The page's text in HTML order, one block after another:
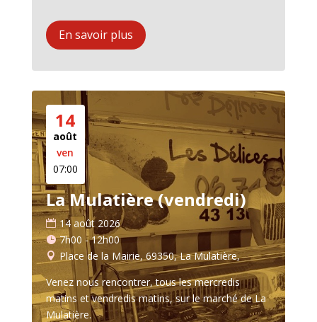
En savoir plus
14
août
ven
07:00
La Mulatière (vendredi)
14 août 2026
7h00 - 12h00
Place de la Mairie, 69350, La Mulatière,
Venez nous rencontrer, tous les mercredis
matins et vendredis matins, sur le marché de La
Mulatière.